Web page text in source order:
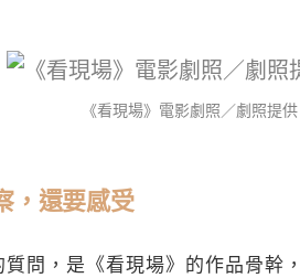
《看現場》電影劇照／劇照提
，還要感受
問，是《看現場》的作品骨幹